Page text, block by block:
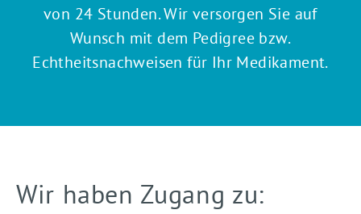
von 24 Stunden. Wir versorgen Sie auf
Wunsch mit dem Pedigree bzw.
Echtheitsnachweisen für Ihr Medikament.
Wir haben Zugang zu: